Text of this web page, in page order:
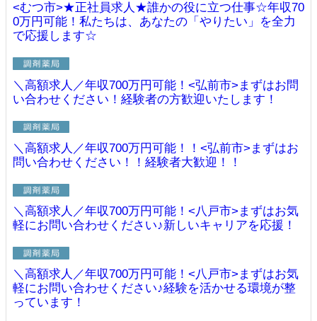
<むつ市>★正社員求人★誰かの役に立つ仕事☆年収70
0万円可能！私たちは、あなたの「やりたい」を全力
で応援します☆
＼高額求人／年収700万円可能！<弘前市>まずはお問
い合わせください！経験者の方歓迎いたします！
＼高額求人／年収700万円可能！！<弘前市>まずはお
問い合わせください！！経験者大歓迎！！
＼高額求人／年収700万円可能！<八戸市>まずはお気
軽にお問い合わせください♪新しいキャリアを応援！
＼高額求人／年収700万円可能！<八戸市>まずはお気
軽にお問い合わせください♪経験を活かせる環境が整
っています！